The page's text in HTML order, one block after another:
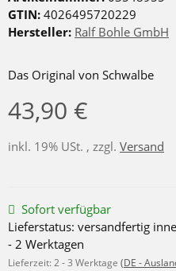
GTIN: 4026495720229
Hersteller: Ralf Bohle GmbH
Das Original von Schwalbe
43,90 €
inkl. 19% USt. , zzgl. Versand
Sofort verfügbar
Lieferstatus: versandfertig
- 2 Werktagen
Lieferzeit: 2 - 3 Werktage (DE -